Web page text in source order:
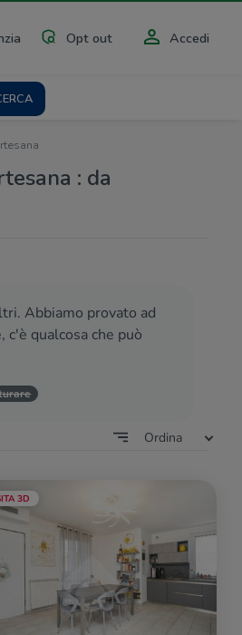
Opt out Accedi
: da
Abbiamo provato ad
qualcosa che può
Ordina
3D